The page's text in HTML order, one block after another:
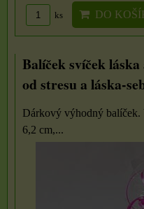
ks DO
Balíček svíček
od stresu a láska-
Dárkový výhodný balíček.
6,2 cm,...